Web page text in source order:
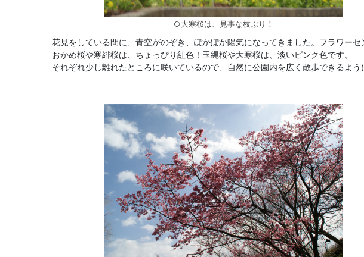
◇大寒桜は、見事な枝ぶり！
花見をしている間に、青空がのぞき、ぽかぽか陽気になってきました。フラワー
おかめ桜や寒緋桜は、ちょっぴり紅色！玉縄桜や大寒桜は、淡いピンク色です。
それぞれ少し離れたところに咲いているので、自然に公園内を広く散歩できるよう